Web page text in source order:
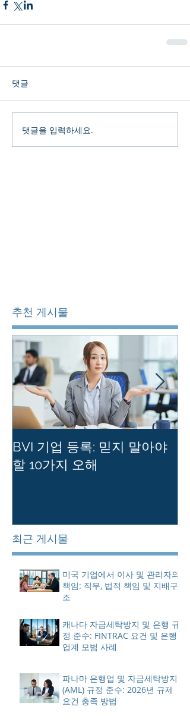
댓글
댓글을 입력하세요.
추천 게시물
BVI 기업 등록: 믿지 말아야
할 10가지 오해
최근 게시물
미국 기업에서 이사 및 관리자의
책임: 직무, 법적 책임 및 지배구
조
캐나다 자금세탁방지 및 은행 규
정 준수: FINTRAC 요건 및 은행
업계 모범 사례
파나마 은행업 및 자금세탁방지
(AML) 규정 준수: 2026년 규제
요건 충족 방법